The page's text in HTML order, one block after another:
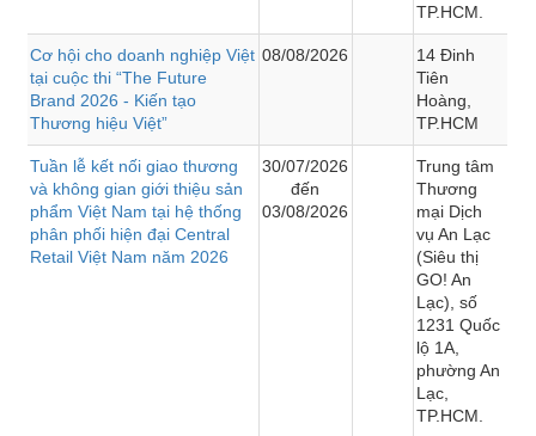
TP.HCM.
Cơ hội cho doanh nghiệp Việt
tại cuộc thi “The Future
Brand 2026 - Kiến tạo
Thương hiệu Việt”
08/08/2026
14 Đinh
Tiên
Hoàng,
TP.HCM
Tuần lễ kết nối giao thương
và không gian giới thiệu sản
phẩm Việt Nam tại hệ thống
phân phối hiện đại Central
Retail Việt Nam năm 2026
30/07/2026
đến
03/08/2026
Trung tâm
Thương
mại Dịch
vụ An Lạc
(Siêu thị
GO! An
Lạc), số
1231 Quốc
lộ 1A,
phường An
Lạc,
TP.HCM.